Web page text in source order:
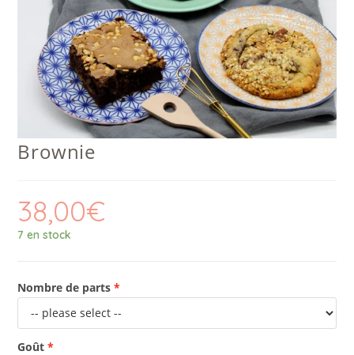
Brownie
38,00€
7 en stock
Nombre de parts
Goût